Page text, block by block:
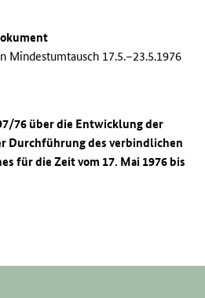
Mindestumtausch 17.5.–23.5.1976
76 über die Entwicklung der
Durchführung des verbindlichen
für die Zeit vom 17. Mai 1976 bis